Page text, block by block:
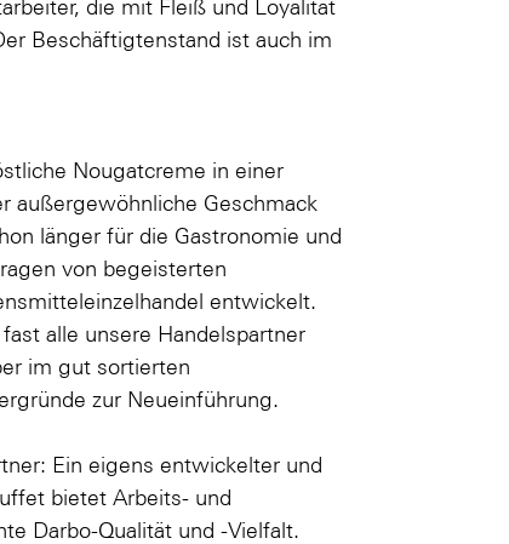
die mit Fleiß und Loyalität
Beschäftigtenstand ist auch im
Nougatcreme in einer
außergewöhnliche Geschmack
länger für die Gastronomie und
von begeisterten
entwickelt.
alle unsere Handelspartner
im gut sortierten
zur Neueinführung.
Ein eigens entwickelter und
bietet Arbeits- und
Darbo-Qualität und -Vielfalt.